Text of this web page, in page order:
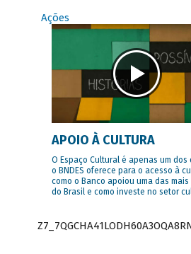
Ações
APOIO À CULTURA
O Espaço Cultural é apenas um dos
o BNDES oferece para o acesso à
como o Banco apoiou uma das
do Brasil e como investe no setor